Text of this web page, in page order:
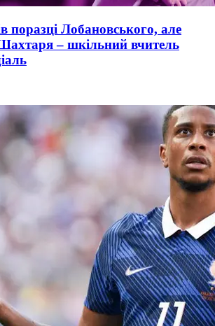
поразці Лобановського, але
Шахтаря – шкільний вчитель